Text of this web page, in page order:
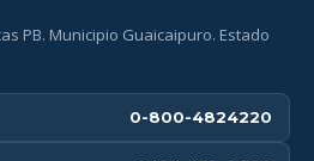
PB. Municipio Guaicaipuro. Estado
0-800-4824220